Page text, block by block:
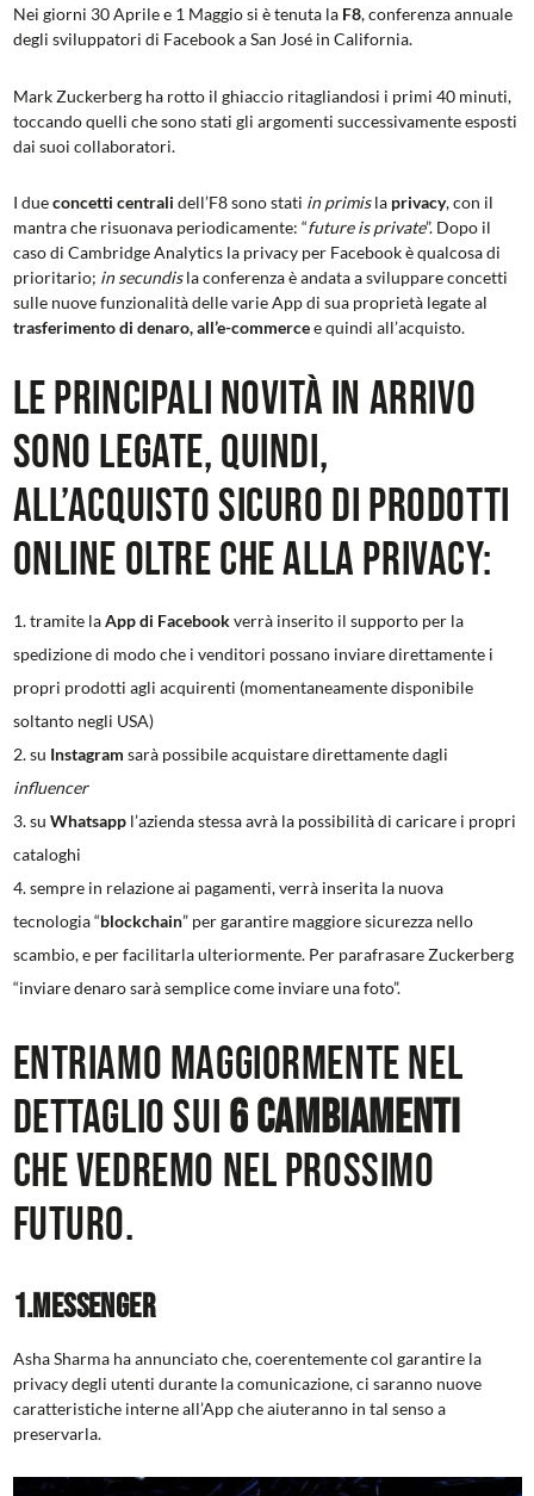
Nei giorni 30 Aprile e 1 Maggio si è tenuta la F8, conferenza annuale
degli sviluppatori di Facebook a San José in California.
Mark Zuckerberg ha rotto il ghiaccio ritagliandosi i primi 40 minuti,
toccando quelli che sono stati gli argomenti successivamente esposti
dai suoi collaboratori.
I dueconcetti centrali dell’F8 sono stati in primisla privacy, con il
mantra che risuonava periodicamente: “future is private”. Dopo il
caso di Cambridge Analytics la privacy per Facebook è qualcosa di
prioritario; in secundisla conferenza è andata a sviluppare concetti
sulle nuove funzionalità delle varie App di sua proprietà legate al
trasferimento di denaro, all’e-commercee quindi all’acquisto.
Le principali novità in arrivo
sono legate, quindi,
all’acquisto sicuro di prodotti
online oltre che alla privacy:
tramite laApp di Facebookverrà inserito il supporto per la
spedizione di modo che i venditori possano inviare direttamente i
propri prodotti agli acquirenti (momentaneamente disponibile
soltanto negli USA)
su Instagram sarà possibile acquistare direttamente dagli
influencer
su Whatsappl’azienda stessa avrà la possibilità di caricare i propri
cataloghi
sempre in relazione ai pagamenti, verrà inserita la nuova
tecnologia “blockchain” per garantire maggiore sicurezza nello
scambio, e per facilitarla ulteriormente. Per parafrasare Zuckerberg
“inviare denaro sarà semplice come inviare una foto”.
Entriamo maggiormente nel
dettaglio sui6 cambiamenti
che vedremo nel prossimo
futuro.
1.Messenger
Asha Sharma ha annunciato che, coerentemente col garantire la
privacy degli utenti durante la comunicazione, ci saranno nuove
caratteristiche interne all’App che aiuteranno in tal senso a
preservarla.